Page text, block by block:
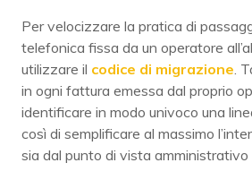
Per velocizzare la pratica di
telefonica fissa da un operatore
utilizzare il codice di migrazione .
in ogni fattura emessa dal proprio
identificare in modo univoco una
così di semplificare al massimo
sia dal punto di vista amministrativo